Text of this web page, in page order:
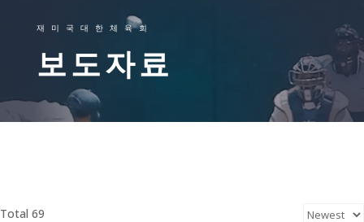
재미국대한체육회
보도자료
Total 69